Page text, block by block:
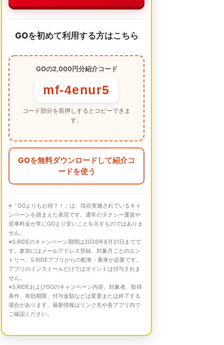
GOを初めて利用する方はこちら
GOの2,000円分紹介コード
mf-4enur5
コード部分を長押しするとコピーできま
す。
GOを無料ダウンロードして紹介コ
ードを使う
※「GOよりもお得？！」は、現在実施されているキャ
ンペーンを踏まえた表現です。通常のタクシー運賃や
迎車料金が常にGOより安いことを示すものではありま
せん。
※S.RIDEのキャンペーン期間は2026年8月31日までで
す。参加にはメールアドレス登録、対象月ごとのエン
トリー、S.RIDEアプリからの配車・乗車が必要です。
アプリのインストールだけではポイントは付与されま
せん。
※S.RIDEおよびGOのキャンペーン内容、対象者、取得
条件、有効期限、付与金額などは変更または終了する
場合があります。最新情報はリンク先や各アプリ内で
ご確認ください。